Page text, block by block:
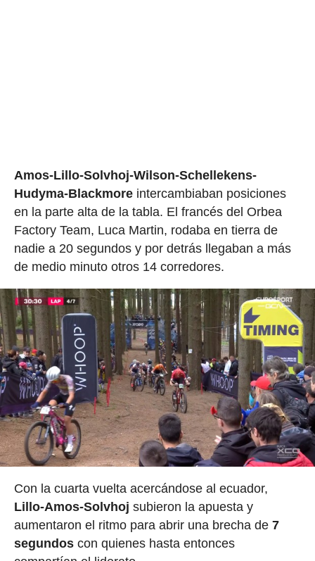
Amos-Lillo-Solvhoj-Wilson-Schellekens-
Hudyma-Blackmoreintercambiaban posiciones
en la parte alta de la tabla. El francés del Orbea
Factory Team, Luca Martin, rodaba en tierra de
nadie a 20 segundos y por detrás llegaban a más
de medio minuto otros 14 corredores.
Con la cuarta vuelta acercándose al ecuador,
Lillo-Amos-Solvhoj subieron la apuesta y
aumentaron el ritmo para abrir una brecha de 7
segundoscon quienes hasta entonces